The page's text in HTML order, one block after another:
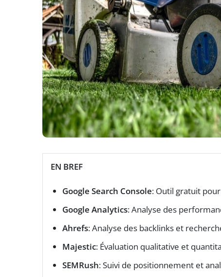
EN BREF
Google Search Console: Outil gratuit
Google Analytics: Analyse des
Ahrefs: Analyse des backlinks et
Majestic: Évaluation qualitative et
SEMRush: Suivi de positionnement et